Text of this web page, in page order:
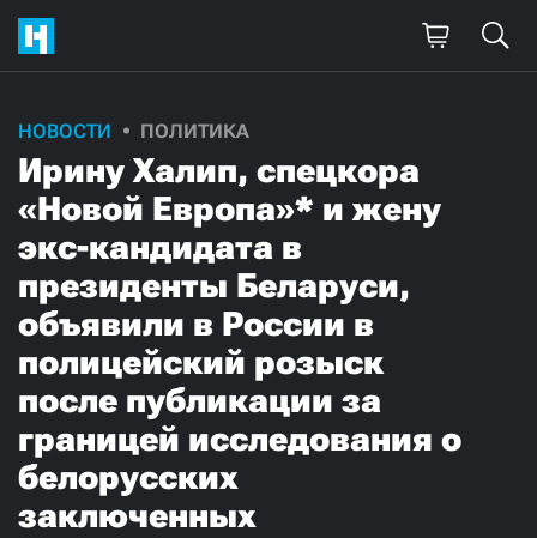
НОВОСТИ ПОЛИТИКА
Ирину Халип, спецкора
«Новой Европа»* и жену
экс-кандидата в
президенты Беларуси,
объявили в России в
полицейский розыск
после публикации за
границей исследования о
белорусских
заключенных